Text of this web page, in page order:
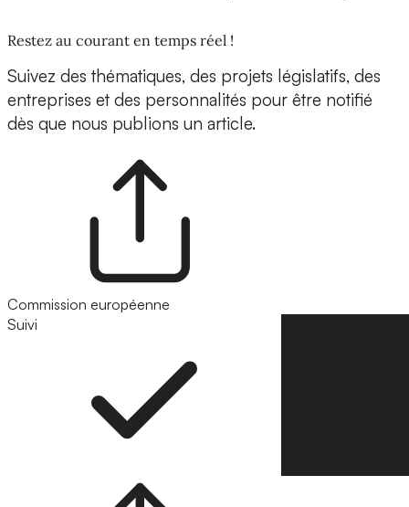
Restez au courant en temps réel !
Suivez des thématiques, des projets législatifs, des
entreprises et des personnalités pour être notifié
dès que nous publions un article.
Commission européenne
Suivi